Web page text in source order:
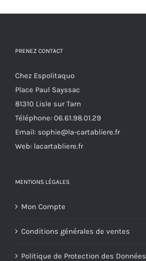
PRENEZ CONTACT
Chez Espolitaquo
Place Paul Sayssac
81310 Lisle sur Tarn
Téléphone: 06.61.98.01.29
Email: sophie@la-cartabliere.fr
Web: lacartabliere.fr
MENTIONS LÉGALES
Mon Compte
Conditions générales de ventes
Politique de Protection des Données